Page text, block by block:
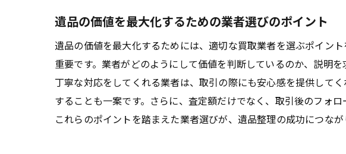
査定額を最大
買取業者
呉市での
査定額に
遺品の価値を最大化するための業者選びのポイント
遺品の価値を最大化するためには、適切な買取業者を選ぶポイン
重要です。業者がどのようにして価値を判断しているのか、説明
丁寧な対応をしてくれる業者は、取引の際にも安心感を提供して
することも一案です。さらに、査定額だけでなく、取引後のフォ
これらのポイントを踏まえた業者選びが、遺品整理の成功につなが